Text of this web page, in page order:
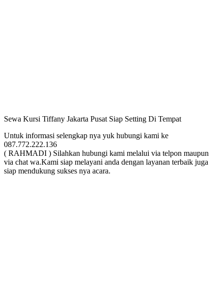
Sewa Kursi Tiffany Jakarta Pusat Siap Setting Di Tempat
Untuk informasi selengkap nya yuk hubungi kami ke
087.772.222.136
( RAHMADI ) Silahkan hubungi kami melalui via telpon maupun
via chat wa.Kami siap melayani anda dengan layanan terbaik juga
siap mendukung sukses nya acara.